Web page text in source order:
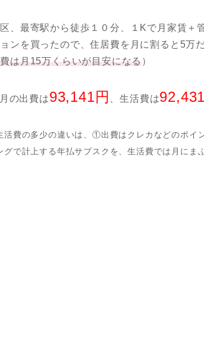
区、最寄駅から徒歩１０分、１Kで月家賃
ンを買ったので、住居費を月に割ると5万
は月15万くらいが目安になる）
の出費は93,141円 、生活費は
活費の多少の違いは、①出費はクレカなどのポ
グで計上する年払サブスクを、生活費では月にま